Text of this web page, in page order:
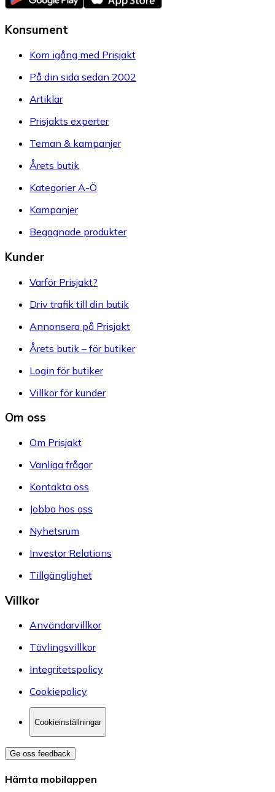
Konsument
Kom igång med Prisjakt
På din sida sedan 2002
Artiklar
Prisjakts experter
Teman & kampanjer
Årets butik
Kategorier A-Ö
Kampanjer
Begagnade produkter
Kunder
Varför Prisjakt?
Driv trafik till din butik
Annonsera på Prisjakt
Årets butik – för butiker
Login för butiker
Villkor för kunder
Om oss
Om Prisjakt
Vanliga frågor
Kontakta oss
Jobba hos oss
Nyhetsrum
Investor Relations
Tillgänglighet
Villkor
Användarvillkor
Tävlingsvillkor
Integritetspolicy
Cookiepolicy
Cookieinställningar
Ge oss feedback
Hämta mobilappen